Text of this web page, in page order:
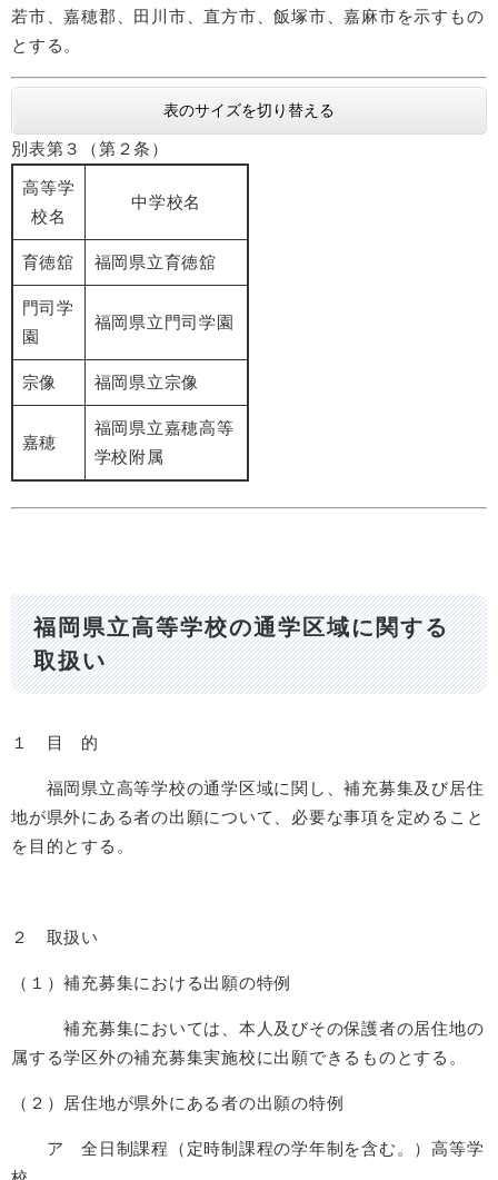
若市、嘉穂郡、田川市、直方市、飯塚市、嘉麻市を示すもの
とする。
表のサイズを切り替える
別表第３（第２条）
高等学
校名
中学校名
育徳舘 福岡県立育徳舘
門司学
園
福岡県立門司学園
宗像 福岡県立宗像
嘉穂
福岡県立嘉穂高等
学校附属
福岡県立高等学校の通学区域に関する
取扱い
１ 目 的
福岡県立高等学校の通学区域に関し、補充募集及び居住
地が県外にある者の出願について、必要な事項を定めること
を目的とする。
２ 取扱い
（１）補充募集における出願の特例
補充募集においては、本人及びその保護者の居住地の
属する学区外の補充募集実施校に出願できるものとする。
（２）居住地が県外にある者の出願の特例
ア 全日制課程（定時制課程の学年制を含む。）高等学